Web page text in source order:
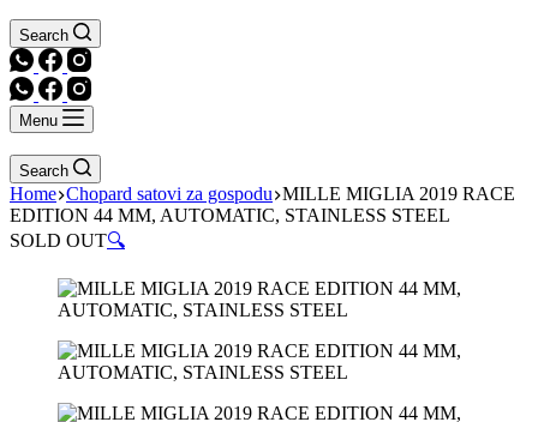
Search
Menu
Search
Home Chopard satovi za gospodu MILLE MIGLIA 2019 RACE
EDITION 44 MM, AUTOMATIC, STAINLESS STEEL
SOLD OUT🔍